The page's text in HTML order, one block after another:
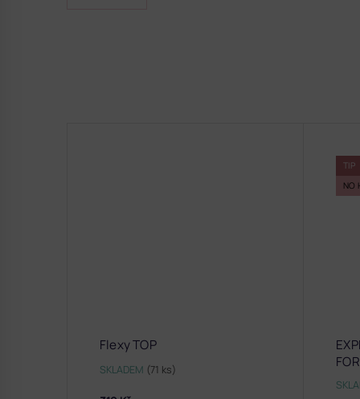
Flexy TOP
SKLADEM (71 ks)
TIP
NO